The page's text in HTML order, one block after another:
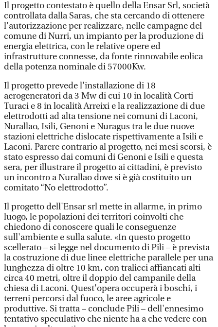
Il progetto contestato è quello della Ensar Srl, società
controllata dalla Saras, che sta cercando di ottenere
l'autorizzazione per realizzare, nelle campagne del
comune di Nurri, un impianto per la produzione di
energia elettrica, con le relative opere ed
infrastrutture connesse, da fonte rinnovabile eolica
della potenza nominale di 57000Kw.
Il progetto prevede l'installazione di 18
aerogeneratori da 3 Mw di cui 10 in località Corti
Turaci e 8 in località Arreixi e la realizzazione di due
elettrodotti ad alta tensione nei comuni di Laconi,
Nurallao, Isili, Genoni e Nuragus tra le due nuove
stazioni elettriche dislocate rispettivamente a Isili e
Laconi. Parere contrario al progetto, nei mesi scorsi, è
stato espresso dai comuni di Genoni e Isili e questa
sera, per illustrare il progetto ai cittadini, è previsto
un incontro a Nurallao dove si è già costituito un
comitato “No elettrodotto”.
Il progetto dell'Ensar srl mette in allarme, in primo
luogo, le popolazioni dei territori coinvolti che
chiedono di conoscere quali le conseguenze
sull'ambiente e sulla salute. «In questo progetto
scellerato – si legge nel documento di Pili – è prevista
la costruzione di due linee elettriche parallele per una
lunghezza di oltre 10 km, con tralicci affiancati alti
circa 40 metri, oltre il doppio del campanile della
chiesa di Laconi. Quest'opera occuperà i boschi, i
terreni percorsi dal fuoco, le aree agricole e
produttive. Si tratta – conclude Pili – dell'ennesimo
tentativo speculativo che niente ha a che vedere con